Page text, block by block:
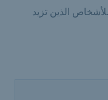
الذين تزيد